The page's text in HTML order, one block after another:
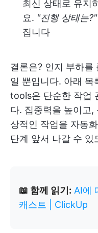
최신 상태로 유지
요. "진행 상태는?"
집니다
결론은? 인지 부하를
일 뿐입니다. 아래 목
tools은 단순한 작업
다. 집중력을 높이고,
상적인 작업을 자동
단계 앞서 나갈 수 있
📖 함께 읽기: AI에
캐스트 | ClickUp